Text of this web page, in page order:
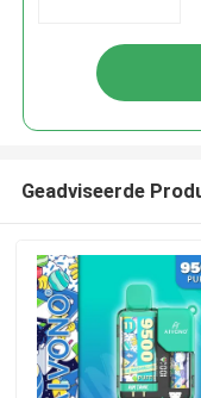
Geadviseerde